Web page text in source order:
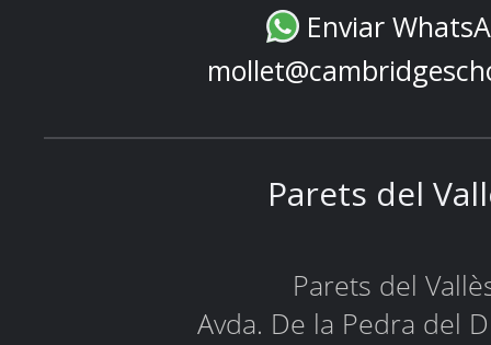
Enviar
Parets del
Parets del
Avda. De la Pedra del